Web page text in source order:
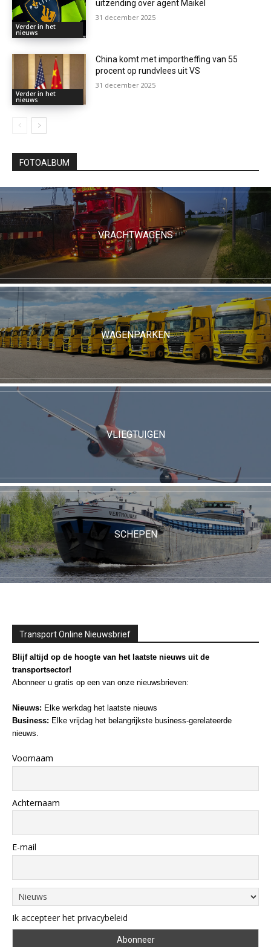
Verder in het
nieuws
uitzending over agent Maikel
31 december 2025
Verder in het
nieuws
China komt met importheffing van 55
procent op rundvlees uit VS
31 december 2025
FOTOALBUM
VRACHTWAGENS
WAGENPARKEN
VLIEGTUIGEN
SCHEPEN
Transport Online Nieuwsbrief
Blijf altijd op de hoogte van het laatste nieuws uit de
transportsector!
Abonneer u gratis op een van onze nieuwsbrieven:
Nieuws: Elke werkdag het laatste nieuws
Business: Elke vrijdag het belangrijkste business-gerelateerde
nieuws.
Voornaam
Achternaam
E-mail
Ik accepteer het privacybeleid